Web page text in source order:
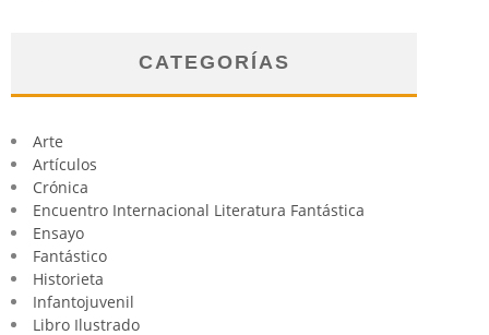
CATEGORÍAS
Arte
Artículos
Crónica
Encuentro Internacional Literatura Fantástica
Ensayo
Fantástico
Historieta
Infantojuvenil
Libro Ilustrado